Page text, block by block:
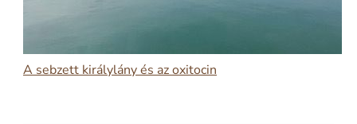
A sebzett királylány és az oxitocin